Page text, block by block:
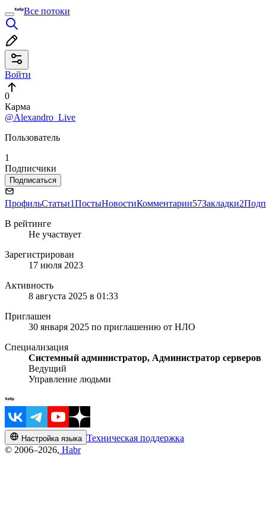
Все потоки
Войти
0
Карма
@Alexandro_Live
Пользователь
1
Подписчики
Подписаться
ПрофильСтатьи1ПостыНовостиКомментарии57Закладки2
В рейтинге
Не участвует
Зарегистрирован
17 июля 2023
Активность
8 августа 2025 в 01:33
Приглашен
30 января 2025 по приглашению от НЛО
Специализация
Системный администратор, Администратор серверов
Ведущий
Управление людьми
Настройка языка Техническая поддержка
© 2006–2026, Habr